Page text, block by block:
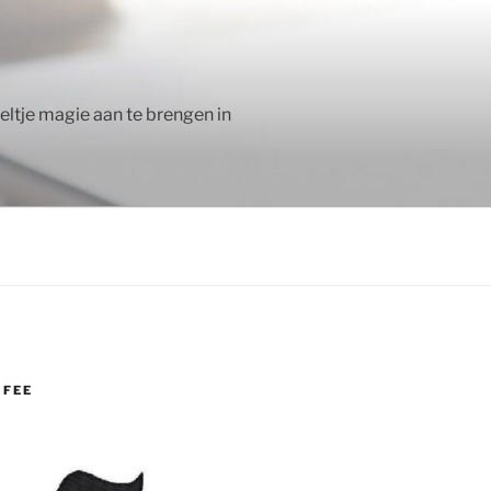
magie aan te brengen in